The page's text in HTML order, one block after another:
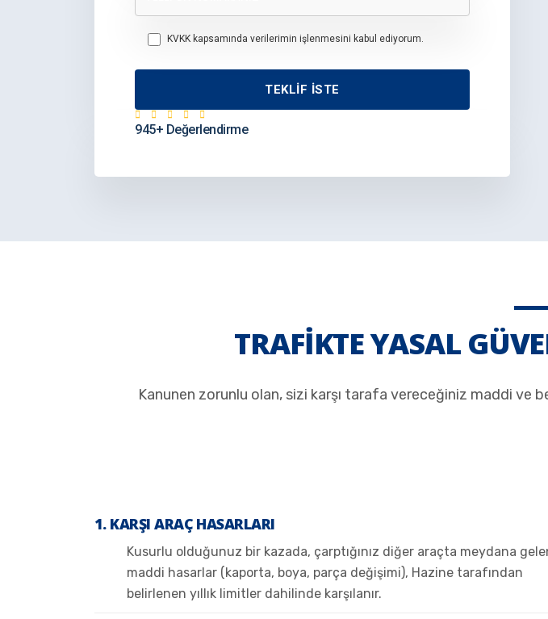
KVKK kapsamında verilerimin işlenmesini kabul ediyorum.
945+ Değerlendirme
TRAFİKTE YASAL
Kanunen zorunlu olan, sizi karşı tarafa vereceğiniz maddi ve
KARŞI ARAÇ HASARLARI
Kusurlu olduğunuz bir kazada, çarptığınız diğer araçta meydana
maddi hasarlar (kaporta, boya, parça değişimi), Hazine tarafından
belirlenen yıllık limitler dahilinde karşılanır.